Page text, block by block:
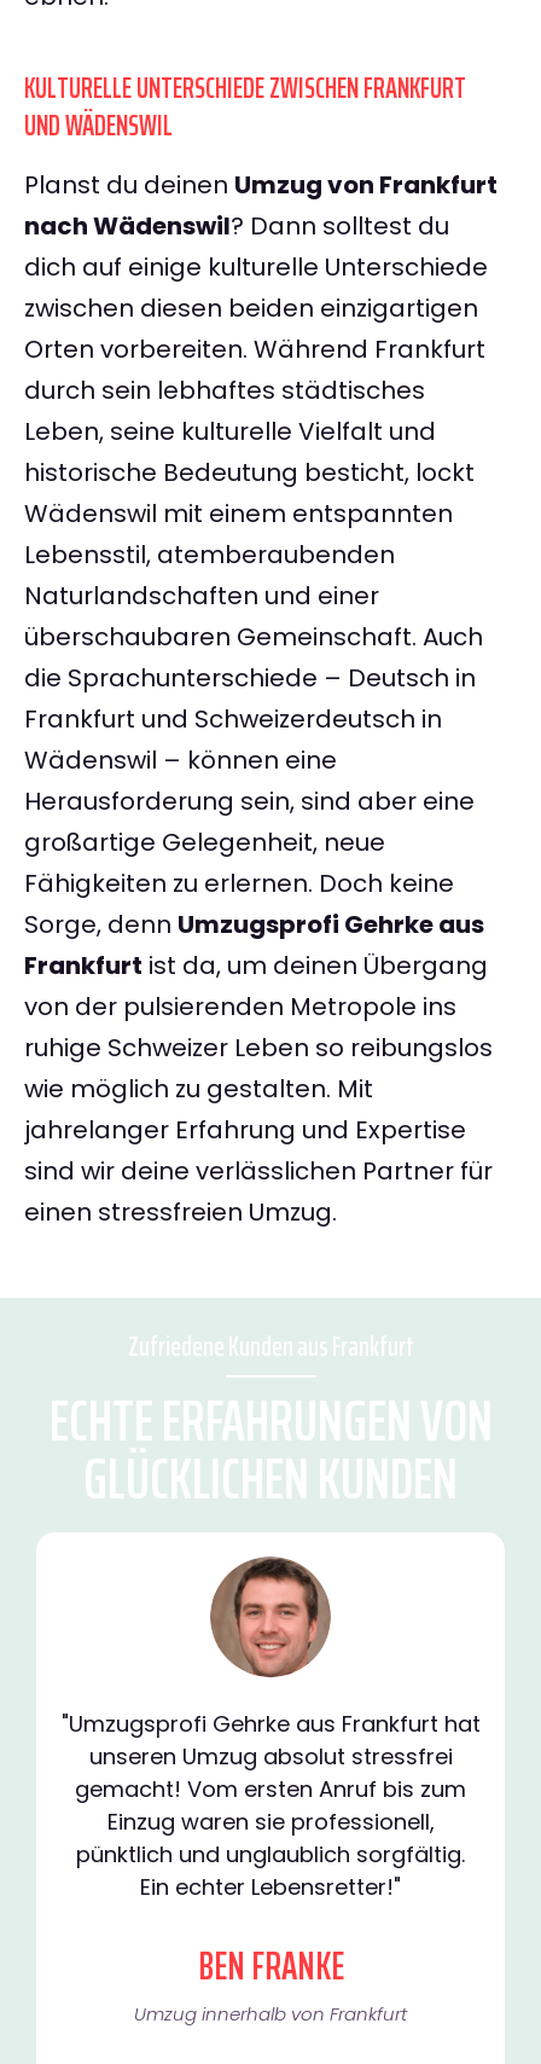
KULTURELLE UNTERSCHIEDE ZWISCHEN FRANKFURT
UND WÄDENSWIL
Planst du deinen Umzug von Frankfurt
nach Wädenswil? Dann solltest du
dich auf einige kulturelle Unterschiede
zwischen diesen beiden einzigartigen
Orten vorbereiten. Während Frankfurt
durch sein lebhaftes städtisches
Leben, seine kulturelle Vielfalt und
historische Bedeutung besticht, lockt
Wädenswil mit einem entspannten
Lebensstil, atemberaubenden
Naturlandschaften und einer
überschaubaren Gemeinschaft. Auch
die Sprachunterschiede – Deutsch in
Frankfurt und Schweizerdeutsch in
Wädenswil – können eine
Herausforderung sein, sind aber eine
großartige Gelegenheit, neue
Fähigkeiten zu erlernen. Doch keine
Sorge, denn Umzugsprofi Gehrke aus
Frankfurt ist da, um deinen Übergang
von der pulsierenden Metropole ins
ruhige Schweizer Leben so reibungslos
wie möglich zu gestalten. Mit
jahrelanger Erfahrung und Expertise
sind wir deine verlässlichen Partner für
einen stressfreien Umzug.
Zufriedene Kunden aus Frankfurt
ECHTE ERFAHRUNGEN VON
GLÜCKLICHEN KUNDEN
"Umzugsprofi Gehrke aus Frankfurt hat
unseren Umzug absolut stressfrei
gemacht! Vom ersten Anruf bis zum
Einzug waren sie professionell,
pünktlich und unglaublich sorgfältig.
Ein echter Lebensretter!"
BEN FRANKE
Umzug innerhalb von Frankfurt​